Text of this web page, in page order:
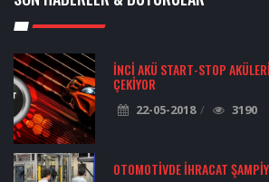
İNCI AKÜ START-STOP
ÇEKIYOR
22-05-2018 3190
OTOMOTIVDE İHRACAT